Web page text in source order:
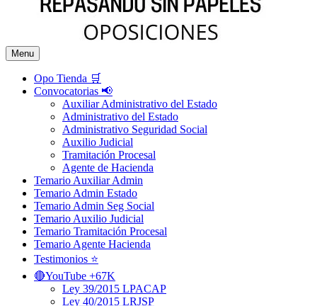
Menu
Opo Tienda 🛒
Convocatorias 📢
Auxiliar Administrativo del Estado
Administrativo del Estado
Administrativo Seguridad Social
Auxilio Judicial
Tramitación Procesal
Agente de Hacienda
Temario Auxiliar Admin
Temario Admin Estado
Temario Admin Seg Social
Temario Auxilio Judicial
Temario Tramitación Procesal
Temario Agente Hacienda
Testimonios ⭐️
🔴YouTube +67K
Ley 39/2015 LPACAP
Ley 40/2015 LRJSP